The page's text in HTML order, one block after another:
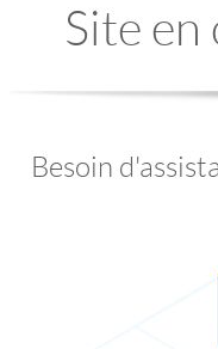
Site
Besoin